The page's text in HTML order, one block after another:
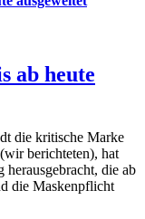
ab heute
die kritische Marke
berichteten), hat
die ab
die Maskenpflicht